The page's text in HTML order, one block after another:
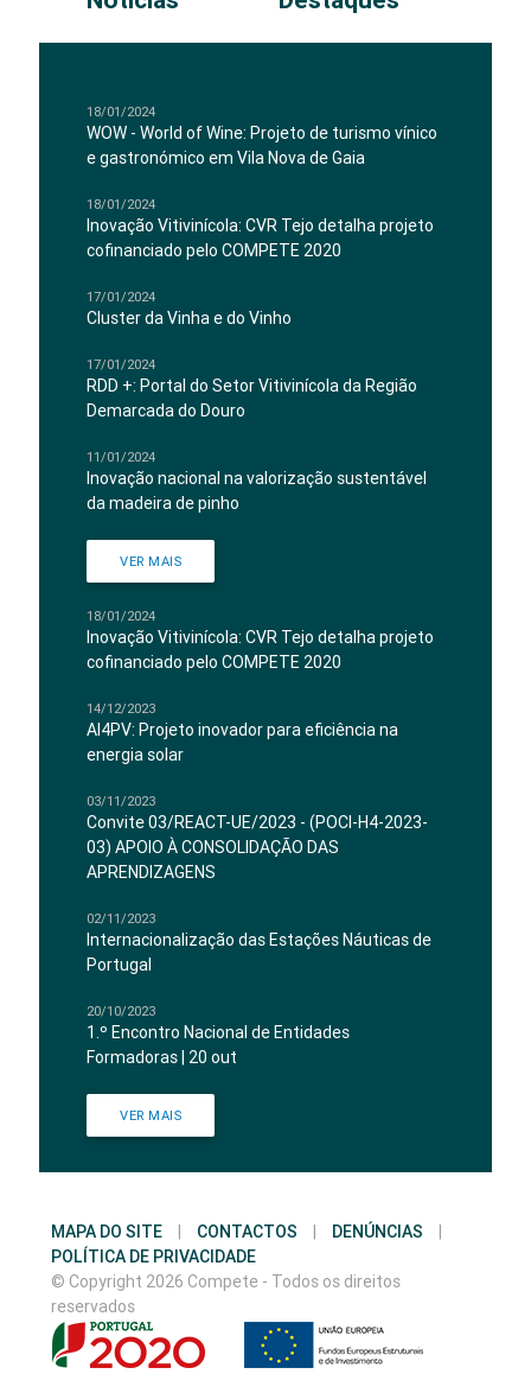
18/01/2024
WOW - World of Wine: Projeto de turismo vínico
e gastronómico em Vila Nova de Gaia
18/01/2024
Inovação Vitivinícola: CVR Tejo detalha projeto
cofinanciado pelo COMPETE 2020
17/01/2024
Cluster da Vinha e do Vinho
17/01/2024
RDD +: Portal do Setor Vitivinícola da Região
Demarcada do Douro
11/01/2024
Inovação nacional na valorização sustentável
da madeira de pinho
VER MAIS
18/01/2024
Inovação Vitivinícola: CVR Tejo detalha projeto
cofinanciado pelo COMPETE 2020
14/12/2023
AI4PV: Projeto inovador para eficiência na
energia solar
03/11/2023
Convite 03/REACT-UE/2023 - (POCI-H4-2023-
03) APOIO À CONSOLIDAÇÃO DAS
APRENDIZAGENS
02/11/2023
Internacionalização das Estações Náuticas de
Portugal
20/10/2023
1.º Encontro Nacional de Entidades
Formadoras | 20 out
VER MAIS
MAPA DO SITE | CONTACTOS | DENÚNCIAS
|
POLÍTICA DE PRIVACIDADE
© Copyright 2026 Compete - Todos os direitos
reservados